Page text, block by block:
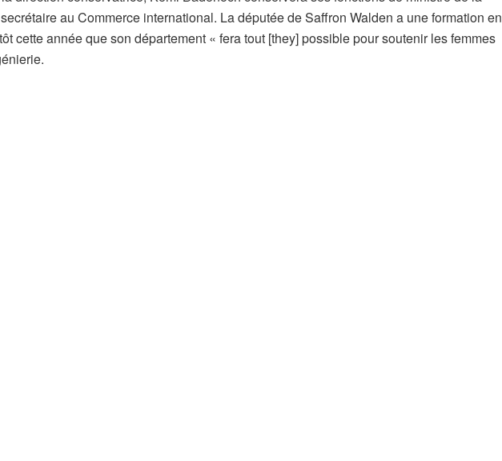
au Commerce international. La députée de Saffron Walden a une formation en
cette année que son département « fera tout [they] possible pour soutenir les femmes